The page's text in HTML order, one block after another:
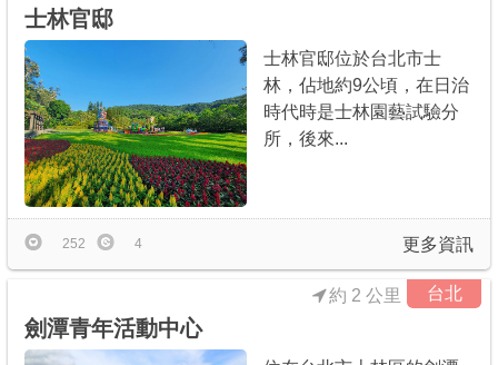
士林官邸
士林官邸位於台北市士
林，佔地約9公頃，在日治
時代時是士林園藝試驗分
所，後來...
更多資訊
252 4
台北
劍潭青年活動中心
約 2 公里